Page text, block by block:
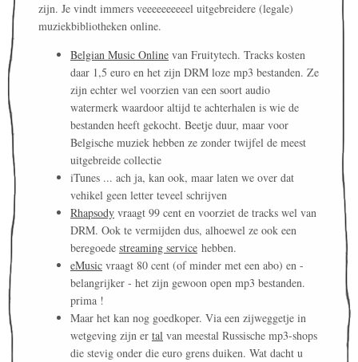
zijn. Je vindt immers veeeeeeeeeel uitgebreidere (legale)
muziekbibliotheken online.
Belgian Music Online van Fruitytech. Tracks kosten
daar 1,5 euro en het zijn DRM loze mp3 bestanden. Ze
zijn echter wel voorzien van een soort audio
watermerk waardoor altijd te achterhalen is wie de
bestanden heeft gekocht. Beetje duur, maar voor
Belgische muziek hebben ze zonder twijfel de meest
uitgebreide collectie
iTunes ... ach ja, kan ook, maar laten we over dat
vehikel geen letter teveel schrijven
Rhapsody vraagt 99 cent en voorziet de tracks wel van
DRM. Ook te vermijden dus, alhoewel ze ook een
beregoede streaming service hebben.
eMusic vraagt 80 cent (of minder met een abo) en -
belangrijker - het zijn gewoon open mp3 bestanden.
prima !
Maar het kan nog goedkoper. Via een zijweggetje in
wetgeving zijn er tal van meestal Russische mp3-shops
die stevig onder die euro grens duiken. Wat dacht u